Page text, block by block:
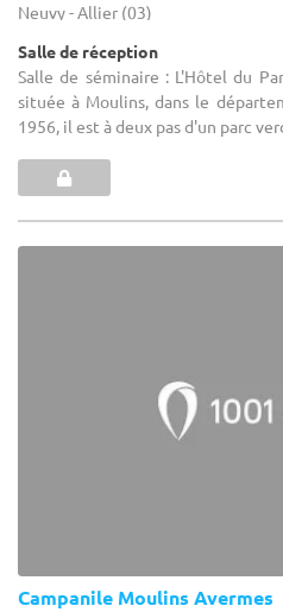
Neuvy - Allier (03)
Salle de réception
Salle de séminaire : L'Hôtel du
située à Moulins, dans le
1956, il est à deux pas d'un parc
Campanile Moulins Avermes